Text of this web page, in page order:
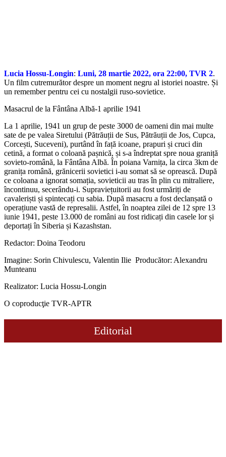
Lucia Hossu-Longin: Luni, 28 martie 2022, ora 22:00, TVR 2.
Un film cutremurător despre un moment negru al istoriei noastre. Și
un remember pentru cei cu nostalgii ruso-sovietice.
Masacrul de la Fântâna Albă-1 aprilie 1941
La 1 aprilie, 1941 un grup de peste 3000 de oameni din mai multe
sate de pe valea Siretului (Pătrăuții de Sus, Pătrăuții de Jos, Cupca,
Corcești, Suceveni), purtând în față icoane, prapuri și cruci din
cetină, a format o coloană pașnică, și s-a îndreptat spre noua graniță
sovieto-română, la Fântâna Albă. În poiana Varnița, la circa 3km de
granița română, grănicerii sovietici i-au somat să se oprească. După
ce coloana a ignorat somația, sovieticii au tras în plin cu mitraliere,
încontinuu, secerându-i. Supraviețuitorii au fost urmăriți de
cavaleriști și spintecați cu sabia. După masacru a fost declanșată o
operațiune vastă de represalii. Astfel, în noaptea zilei de 12 spre 13
iunie 1941, peste 13.000 de români au fost ridicați din casele lor și
deportați în Siberia și Kazashstan.
Redactor: Doina Teodoru
Imagine: Sorin Chivulescu, Valentin Ilie Producător: Alexandru
Munteanu
Realizator: Lucia Hossu-Longin
O coproducţie TVR-APTR
Editorial